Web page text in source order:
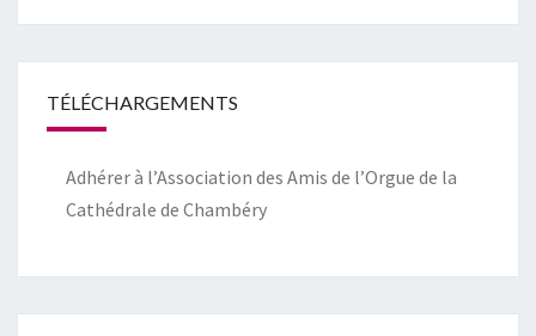
TÉLÉCHARGEMENTS
Adhérer à l’Association des Amis de l’Orgue de la
Cathédrale de Chambéry